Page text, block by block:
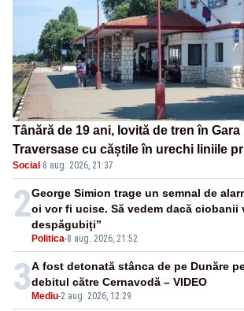
Tânără de 19 ani, lovită de tren în Gara
Traversase cu căștile în urechi liniile
nepermis
Social ·8 aug. 2026, 21:37
2
Politica-8 aug. 2026, 21:52
George Simion trage un semnal de
oi vor fi ucise. Să vedem dacă ciobanii
despăgubiți”
3 Mediu-2 aug. 2026, 12:29
A fost detonată stânca de pe Dunăre
debitul către Cernavodă – VIDEO